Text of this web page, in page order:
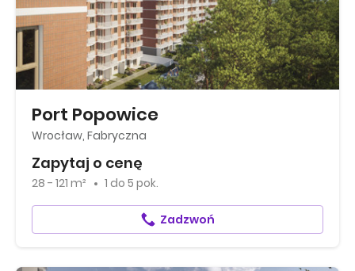
Port Popowice
Wrocław, Fabryczna
Zapytaj o cenę
28 - 121 m² 1 do 5 pok.
Zadzwoń